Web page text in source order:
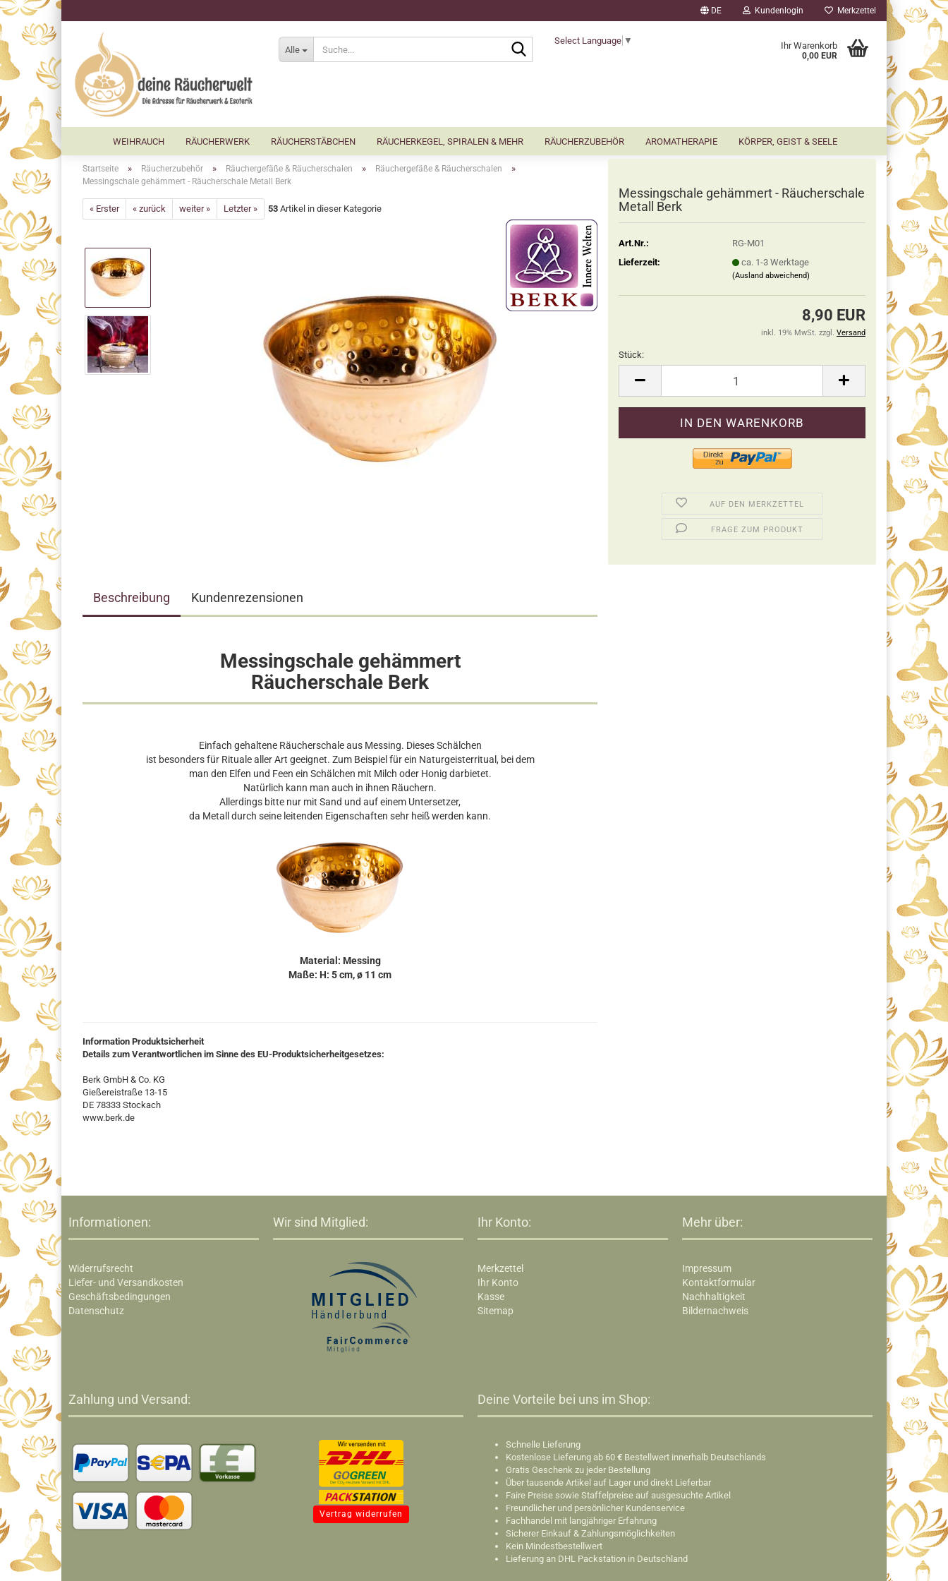
DE Kundenlogin Merkzettel
Alle
Suche...Select Language ▼ Ihr Warenkorb
0,00 EUR
WEIHRAUCH RÄUCHERWERK RÄUCHERSTÄBCHEN RÄUCHERKEGEL, SPIRALEN & MEHR RÄUCHERZUBEHÖR AROMATHERAPIE KÖRPER, GEIST & SEELE
Startseite » Räucherzubehör » Räuchergefäße & Räucherschalen » Räuchergefäße & Räucherschalen »
Messingschale gehämmert - Räucherschale Metall Berk
« Erster « zurück weiter » Letzter » 53 Artikel in dieser Kategorie
Messingschale gehämmert - Räucherschale
Metall Berk
Art.Nr.:
RG-M01
Lieferzeit:
ca. 1-3 Werktage
(Ausland abweichend)
8,90 EUR
inkl. 19% MwSt. zzgl. Versand
Stück:
Stück
AUF DEN MERKZETTEL
FRAGE ZUM PRODUKT
Beschreibung Kundenrezensionen
Messingschale gehämmert
Räucherschale Berk
Einfach gehaltene Räucherschale aus Messing. Dieses Schälchen
ist besonders für Rituale aller Art geeignet. Zum Beispiel für ein Naturgeisterritual, bei dem
man den Elfen und Feen ein Schälchen mit Milch oder Honig darbietet.
Natürlich kann man auch in ihnen Räuchern.
Allerdings bitte nur mit Sand und auf einem Untersetzer,
da Metall durch seine leitenden Eigenschaften sehr heiß werden kann.
Material: Messing
Maße: H: 5 cm, ø 11 cm
Information Produktsicherheit
Details zum Verantwortlichen im Sinne des EU-Produktsicherheitgesetzes:
Berk GmbH & Co. KG
Gießereistraße 13-15
DE 78333 Stockach
www.berk.de
Informationen:
Widerrufsrecht
Liefer- und Versandkosten
Geschäftsbedingungen
Datenschutz
Wir sind Mitglied: Ihr Konto:
Merkzettel
Ihr Konto
Kasse
Sitemap
Mehr über:
Impressum
Kontaktformular
Nachhaltigkeit
Bildernachweis
Zahlung und Versand:
Vertrag widerrufen
Deine Vorteile bei uns im Shop:​
Schnelle Lieferung
Kostenlose Lieferung ab 60 € Bestellwert innerhalb Deutschlands
Gratis Geschenk zu jeder Bestellung
Über tausende Artikel auf Lager und direkt Lieferbar
Faire Preise sowie Staffelpreise auf ausgesuchte Artikel
Freundlicher und persönlicher Kundenservice
Fachhandel mit langjähriger Erfahrung
Sicherer Einkauf & Zahlungsmöglichkeiten
Kein Mindestbestellwert
Lieferung an DHL Packstation in Deutschland